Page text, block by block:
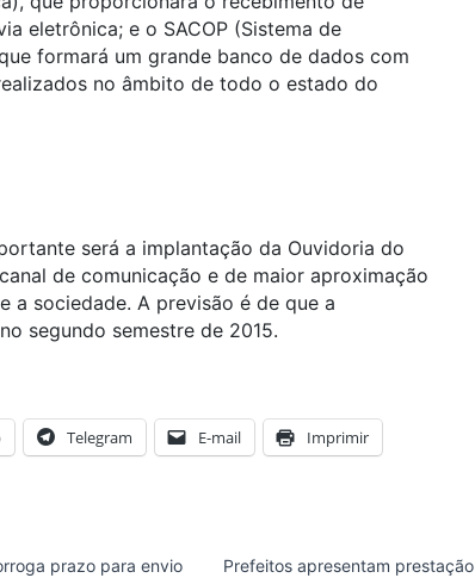
eletrônica; e o SACOP (Sistema de
formará um grande banco de dados com
no âmbito de todo o estado do
será a implantação da Ouvidoria do
de comunicação e de maior aproximação
a sociedade. A previsão é de que a
segundo semestre de 2015.
Telegram E-mail Imprimir
prazo para envio
Prefeitos apresentam prestação